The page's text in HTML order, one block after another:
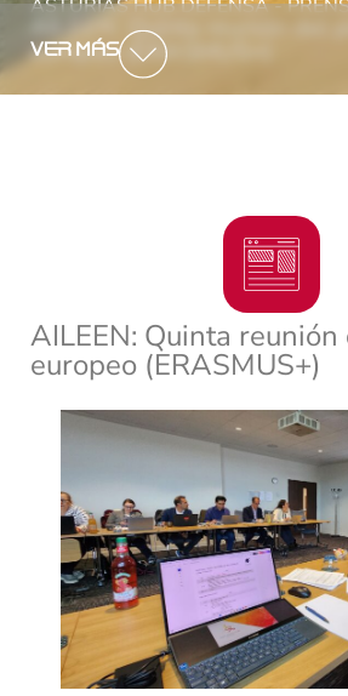
ASTURIAS HUB DEFENSA -
AILEEN: Quinta reunión del
europeo (ERASMUS+)
VER MÁS
AILEEN: Quinta
europeo (ERASMUS+)